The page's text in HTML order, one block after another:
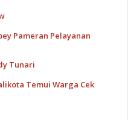
Pameran Pelayanan
Tunari
Temui Warga Cek